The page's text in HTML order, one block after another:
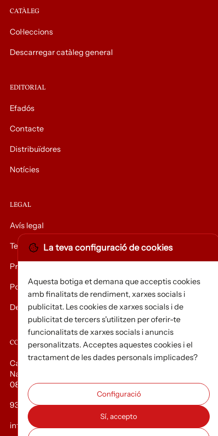
CATÀLEG
Col·leccions
Descarregar catàleg general
EDITORIAL
Efadós
Contacte
Distribuïdores
Notícies
LEGAL
Avís legal
Termes i condicions
Privacitat
Política de Cookies
Devolució de mercaderies
CONTACTE
Carrer d’Edison, 3
Nau A. Polígon industrial Les Torrenteres
08754 El Papiol
93 673 12 12
info@efados.cat
La teva configuració de cookies
Aquesta botiga et demana que acceptis cookies
amb finalitats de rendiment, xarxes socials i
publicitat. Les cookies de xarxes socials i de
publicitat de tercers s'utilitzen per oferir-te
funcionalitats de xarxes socials i anuncis
personalitzats. Acceptes aquestes cookies i el
tractament de les dades personals implicades?